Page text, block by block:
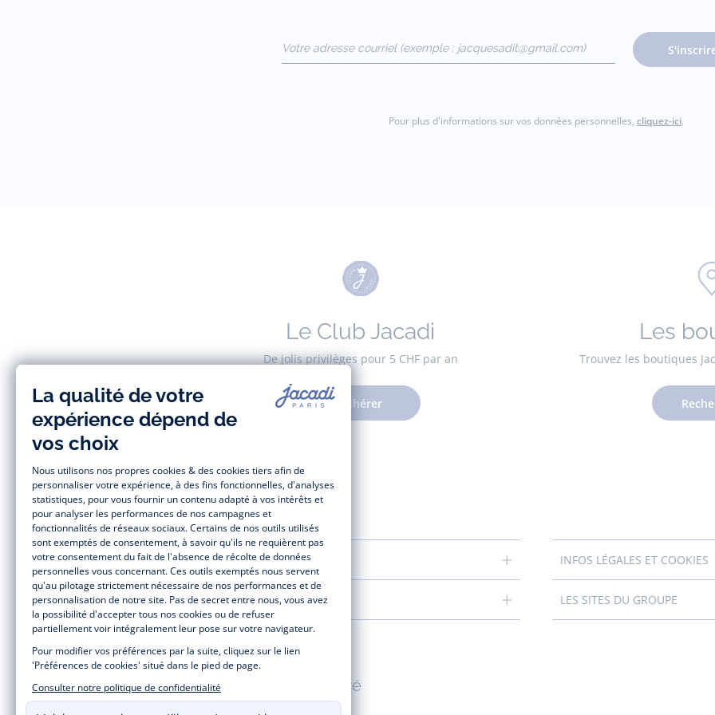
(exemple :
jacquesadit@gmail.com)
Pour plus d'informations sur vos données personnelles, cliquez-ici.
Le Club Jacadi
De jolis privilèges pour 5 CHF par an
Adhérer
Les
Trouvez les boutiques
AIDE ET SERVICES
LA MAISON JACADI
INFOS LÉGALES ET COOKIES
LES SITES DU GROUPE
Paiement 100% sécurisé